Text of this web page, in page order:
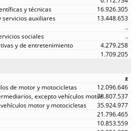
16.926.305
13.448.653
..
..
4.279.258
1.709.205
z
12.096.646
78.807.537
35.924.977
21.796.465
10.853.559